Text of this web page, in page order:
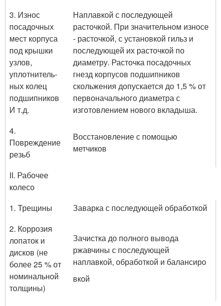
3. Износ
посадочных
мест корпуса
под крыш­ки
узлов,
уплотнитель-
ных колец
подшипников
И т.д.
Наплавкой с последующей
расточкой. При значительном износе
- расточкой, с установкой гильз и
последующей их расточкой по
диаметру. Расточка посадочных
гнезд корпусов подшипников
скольжения допускается до 1,5 % от
первоначально­го диаметра с
изготовлением нового вкладыша.
4.
Повреждение
резьб
Восстановление с помощью
метчиков
II. Рабочее
колесо
1. Трещины
Заварка с последующей обработкой
2. Коррозия
лопаток и
дисков (не
более 25 % от
номинальной
толщины)
Зачистка до полного вывода
ржавчины с последую­щей
наплавкой, обработкой и балансиро
вкой